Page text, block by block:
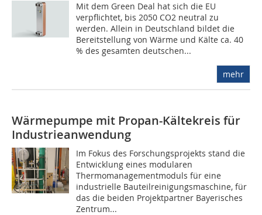
Mit dem Green Deal hat sich die EU
verpflichtet, bis 2050 CO2 neutral zu
werden. Allein in Deutschland bildet die
Bereitstellung von Wärme und Kälte ca. 40
% des gesamten deutschen...
mehr
Wärmepumpe mit Propan-Kältekreis für
Industrieanwendung
Im Fokus des Forschungsprojekts stand die
Entwicklung eines modularen
Thermomanagementmoduls für eine
industrielle Bauteilreinigungsmaschine, für
das die beiden Projektpartner Bayerisches
Zentrum...